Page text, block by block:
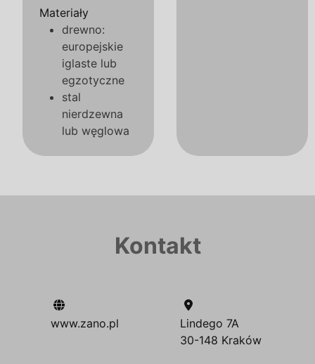
Materiały
drewno:
europejskie
iglaste lub
egzotyczne
stal
nierdzewna
lub węglowa
Kontakt
www.zano.pl
Lindego 7A
30-148 Kraków